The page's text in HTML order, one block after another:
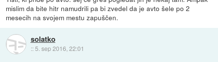
mislim da bite hitr namudrili pa bi zvedel da je avto šele po 2
mesecih na svojem mestu zapuščen.
solatko
:: 5. sep 2016, 22:01